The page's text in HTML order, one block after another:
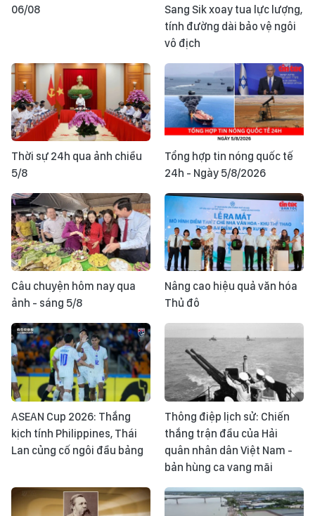
06/08
Sang Sik xoay tua lực lượng,
tính đường dài bảo vệ ngôi
vô địch
Thời sự 24h qua ảnh chiều
5/8
Tổng hợp tin nóng quốc tế
24h - Ngày 5/8/2026
Câu chuyện hôm nay qua
ảnh - sáng 5/8
Nâng cao hiệu quả văn hóa
Thủ đô
ASEAN Cup 2026: Thắng
kịch tính Philippines, Thái
Lan củng cố ngôi đầu bảng
Thông điệp lịch sử: Chiến
thắng trận đầu của Hải
quân nhân dân Việt Nam -
bản hùng ca vang mãi